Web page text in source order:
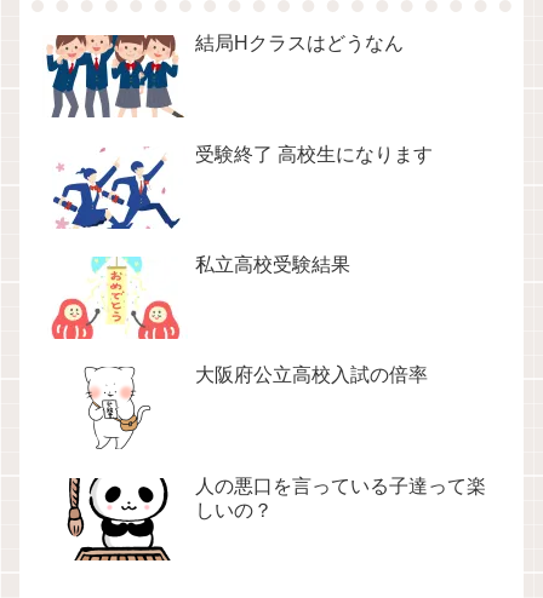
結局Hクラスはどうなん
受験終了 高校生になります
私立高校受験結果
大阪府公立高校入試の倍率
人の悪口を言っている子達って楽
しいの？